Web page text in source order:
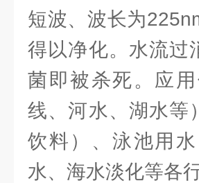
短波、波长为
得以净化。水流过
菌即被杀死。应
线、河水、湖水等
饮料）、泳池用
水、海水淡化等各